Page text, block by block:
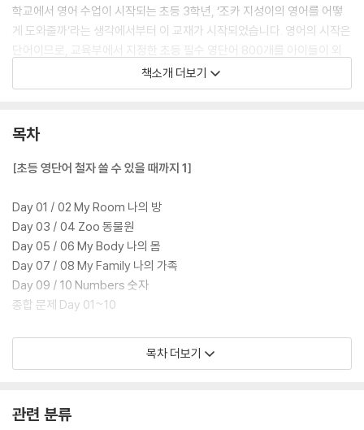
학교에서 영어 수업이 시작되는 초등 3학년, ‘조카 지성이의 영어를 어떻
게 도와줄까’라는 생각에서부터 이 교재가 시작되었습니다. 영어의 시작은
단어이므로, 교육부에서 지정한 초등 필수 영단어 800개를 아이들이 외
우기 쉽게 28개의 테마로 분류하였습니다. 또한 초등 영어 교과서를 분석
하여, 수업에서 배우게 될 회화 표현을 56개 추려냈습니다. 우선, 조카는
니 조카는 좌절합니다. 그래서 단어를 쓸 수 있을 때까지 훈련할 수 있는 장
었습니다. 이런 학습 단계를 거치고 나니, 조카는 단어의 철자를 정확하게
한다면, 56일 만에 초등 필수 영단어 800개를 완벽하게 철자까지 쓸 수
있습니다.
책소개 더보기
목차
[초등 영단어 철자 쓸 수 있을 때까지 1]
Day 01 / 02 My Room 나의 방
Day 03 / 04 Zoo 동물원
Day 05 / 06 My Body 나의 몸
Day 07 / 08 My Family 나의 가족
Day 09 / 10 Numbers 숫자
종합 문제 Day 01~10
Day 11 / 12 Looks 외모
Day 19 / 20 Clothes 옷
목차 더보기
관련 분류